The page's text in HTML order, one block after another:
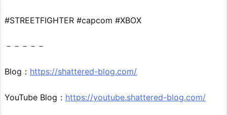
#STREETFIGHTER #capcom #XBOX
－－－－－
Blog： https://shattered-blog.com/
YouTube Blog： https://youtube.shattered-blog.com/